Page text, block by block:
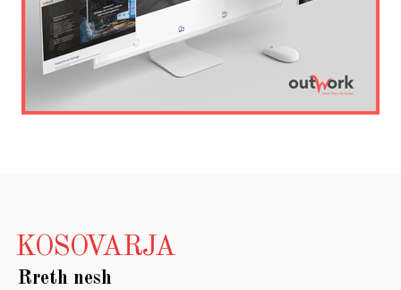
KOSOVARJA
Rreth nesh